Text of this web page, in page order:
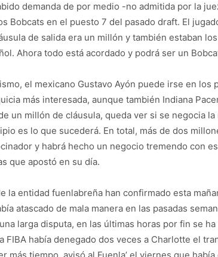
demanda de por medio -no admitida por la
Bobcats en el puesto 7 del pasado draft. El
de salida era un millón y también estaban
Ahora todo está acordado y podrá ser un
el mexicano Gustavo Ayón puede irse en los
más interesada, aunque también Indiana
un millón de cláusula, queda ver si se negocia
es lo que sucederá. En total, más de dos
y habrá hecho un negocio tremendo con
que apostó en su día.
la entidad fuenlabreña han confirmado esta
atascado de mala manera en las pasadas
larga disputa, en las últimas horas por fin se
FIBA había denegado dos veces a Charlotte el